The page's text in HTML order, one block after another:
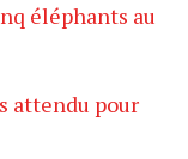
éléphants au
attendu pour